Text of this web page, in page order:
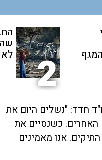
2
חדד: "נשלים היום את
לתיקים האחרים. כשנסיים את
אנו מאמינים